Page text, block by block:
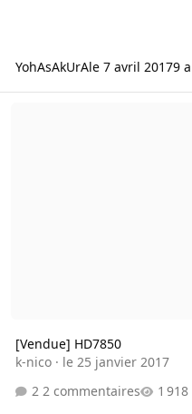
YohAsAkUrAle 7 avril 20179 a
[Vendue] HD7850
k-nico· le 25 janvier 2017
2 commentaires